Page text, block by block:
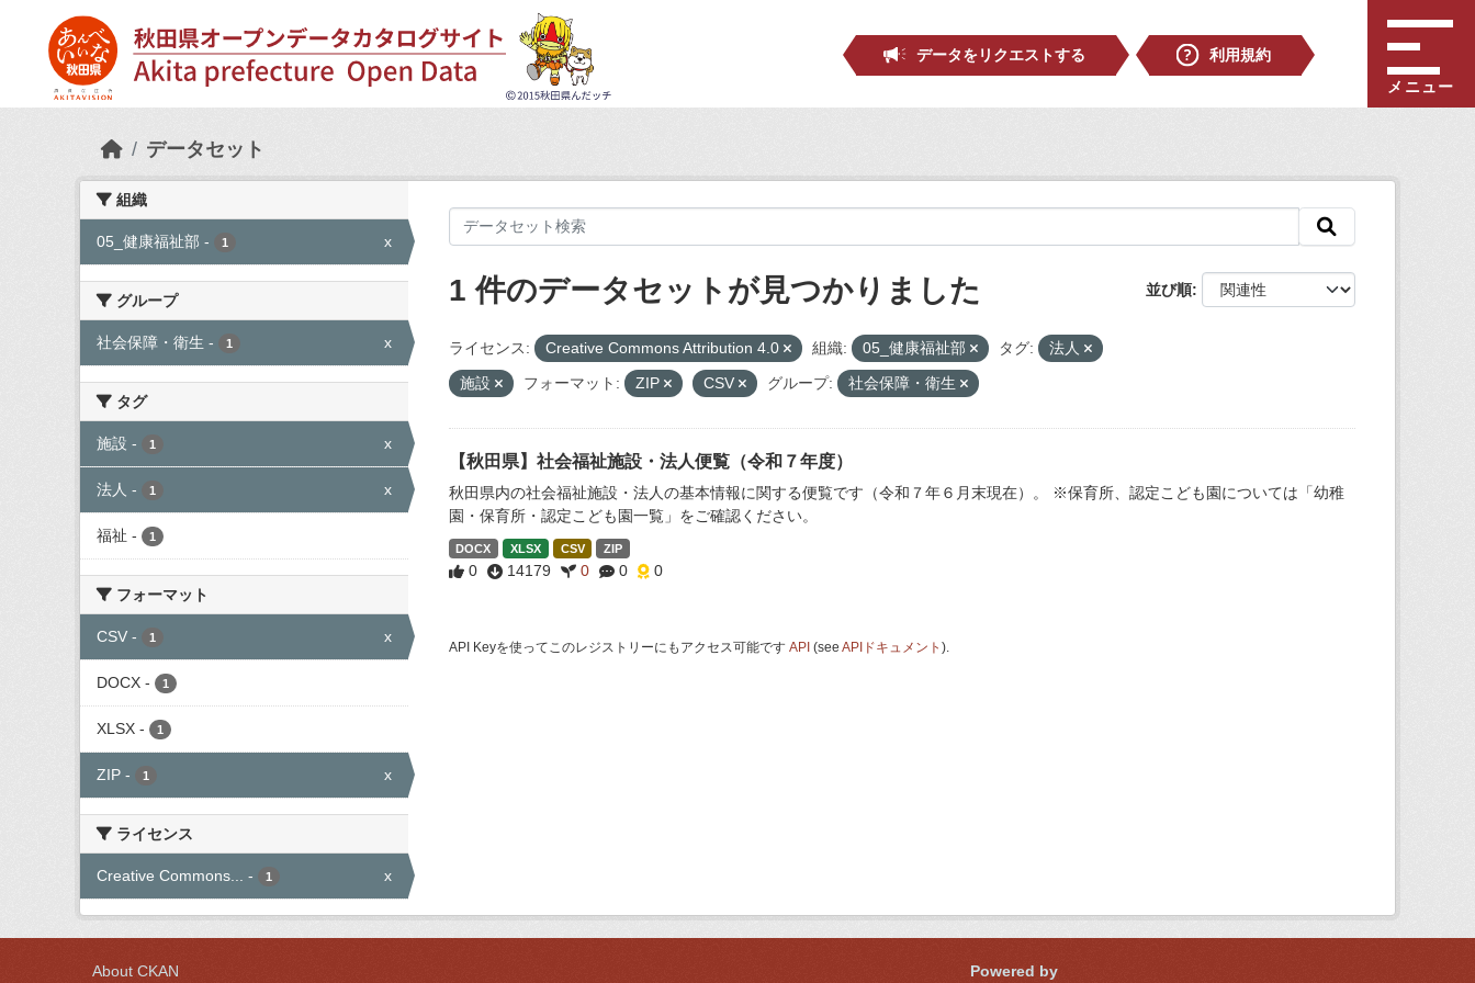
データをリクエストする
利用規約
メニュー
データセット
組織
05_健康福祉部 - 1 x
グループ
社会保障・衛生 - 1 x
タグ
施設 - 1 x
法人 - 1 x
福祉 - 1
フォーマット
CSV - 1 x
DOCX - 1
XLSX - 1
ZIP - 1 x
ライセンス
Creative Commons... - 1 x
並び順
1 件のデータセットが見つかりました
ライセンス: Creative Commons Attribution 4.0 組織: 05_健康福祉部 タグ:
法人
施設
フォーマット: ZIP CSV グループ: 社会保障・衛生
【秋田県】社会福祉施設・法人便覧（令和７年度）
秋田県内の社会福祉施設・法人の基本情報に関する便覧です（令和７年６月末現在）。 ※保育所、認定こども園については「幼稚
園・保育所・認定こども園一覧」をご確認ください。
DOCX XLSX CSV ZIP
0 14179 0 0 0
API Keyを使ってこのレジストリーにもアクセス可能です API (see APIドキュメント ).
About CKAN Powered by